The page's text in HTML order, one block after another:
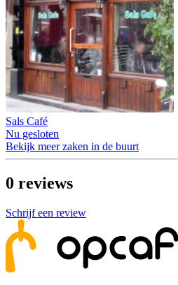
Sals Café
Nu gesloten
Bekijk meer zaken in de buurt
0 reviews
Schrijf een review